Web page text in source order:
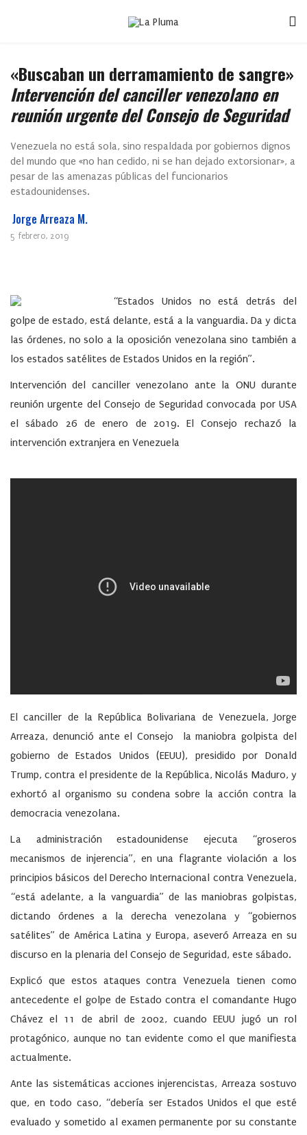
«Buscaban un derramamiento de sangre»
Intervención del canciller venezolano en
reunión urgente del Consejo de Seguridad
Venezuela no está sola, sino respaldada por gobiernos dignos
del mundo que «no han cedido, ni se han dejado extorsionar», a
pesar de las amenazas públicas del funcionarios
estadounidenses.
Jorge Arreaza M.
5 febrero, 2019
“Estados Unidos no está detrás del
golpe de estado, está delante, está a la vanguardia. Da y dicta
las órdenes, no solo a la oposición venezolana sino también a
los estados satélites de Estados Unidos en la región”.
Intervención del canciller venezolano ante la ONU durante
reunión urgente del Consejo de Seguridad convocada por USA
el sábado 26 de enero de 2019. El Consejo rechazó la
intervención extranjera en Venezuela
El canciller de la República Bolivariana de Venezuela, Jorge
Arreaza, denunció ante el Consejo la maniobra golpista del
gobierno de Estados Unidos (EEUU), presidido por Donald
Trump, contra el presidente de la República, Nicolás Maduro, y
exhortó al organismo su condena sobre la acción contra la
democracia venezolana.
La administración estadounidense ejecuta “groseros
mecanismos de injerencia”, en una flagrante violación a los
principios básicos del Derecho Internacional contra Venezuela,
“está adelante, a la vanguardia” de las maniobras golpistas,
dictando órdenes a la derecha venezolana y “gobiernos
satélites” de América Latina y Europa, aseveró Arreaza en su
discurso en la plenaria del Consejo de Seguridad, este sábado.
Explicó que estos ataques contra Venezuela tienen como
antecedente el golpe de Estado contra el comandante Hugo
Chávez el 11 de abril de 2002, cuando EEUU jugó un rol
protagónico, aunque no tan evidente como el que manifiesta
actualmente.
Ante las sistemáticas acciones injerencistas, Arreaza sostuvo
que, en todo caso, “debería ser Estados Unidos el que esté
evaluado y sometido al examen permanente por su constante